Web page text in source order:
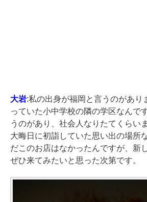
大岩:私の出身が福岡と言うのがあり
っていた小中学校の隣の学区なんで
うのがあり、社会人なりたてくらい
大晦日に初詣していた思い出の場所
だこのお店はなかったんですが、新
ぜひ来てみたいと思った次第です。